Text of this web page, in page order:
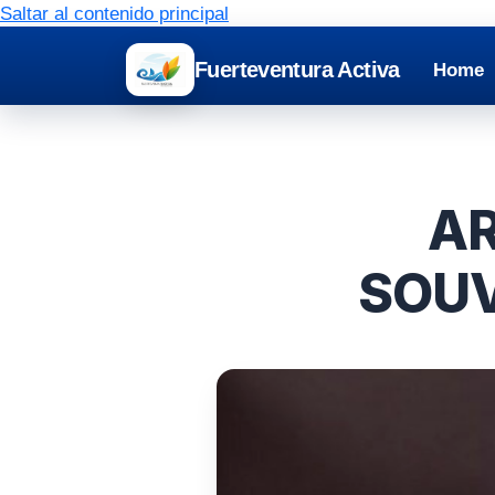
Saltar al contenido principal
Fuerteventura Activa Home